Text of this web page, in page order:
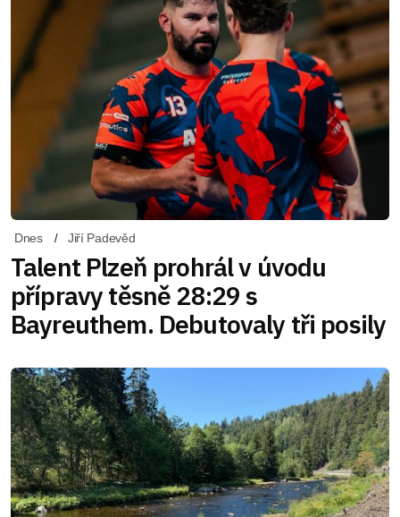
Dnes Jiří Padevěd
Talent Plzeň prohrál v úvodu
přípravy těsně 28:29 s
Bayreuthem. Debutovaly tři posily